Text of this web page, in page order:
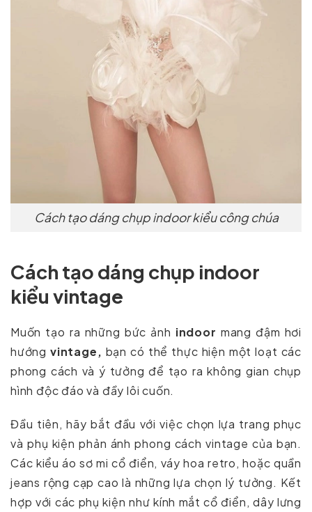
Cách tạo dáng chụp indoor kiểu công chúa
Cách tạo dáng chụp indoor
kiểu vintage
Muốn tạo ra những bức ảnh indoor mang đậm hơi
hướngvintage, bạn có thể thực hiện một loạt các
phong cách và ý tưởng để tạo ra không gian chụp
hình độc đáo và đầy lôi cuốn.
Đầu tiên, hãy bắt đầu với việc chọn lựa trang phục
và phụ kiện phản ánh phong cách vintage của bạn.
Các kiểu áo sơ mi cổ điển, váy hoa retro, hoặc quần
jeans rộng cạp cao là những lựa chọn lý tưởng. Kết
hợp với các phụ kiện như kính mắt cổ điển, dây lưng